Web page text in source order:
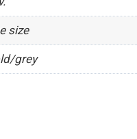
size
grey